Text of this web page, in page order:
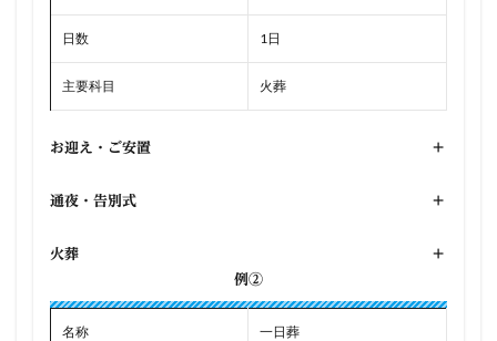
日数 1日
主要科目 火葬
お迎え・ご安置 +
通夜・告別式 +
火葬
+
例②
名称 一日葬